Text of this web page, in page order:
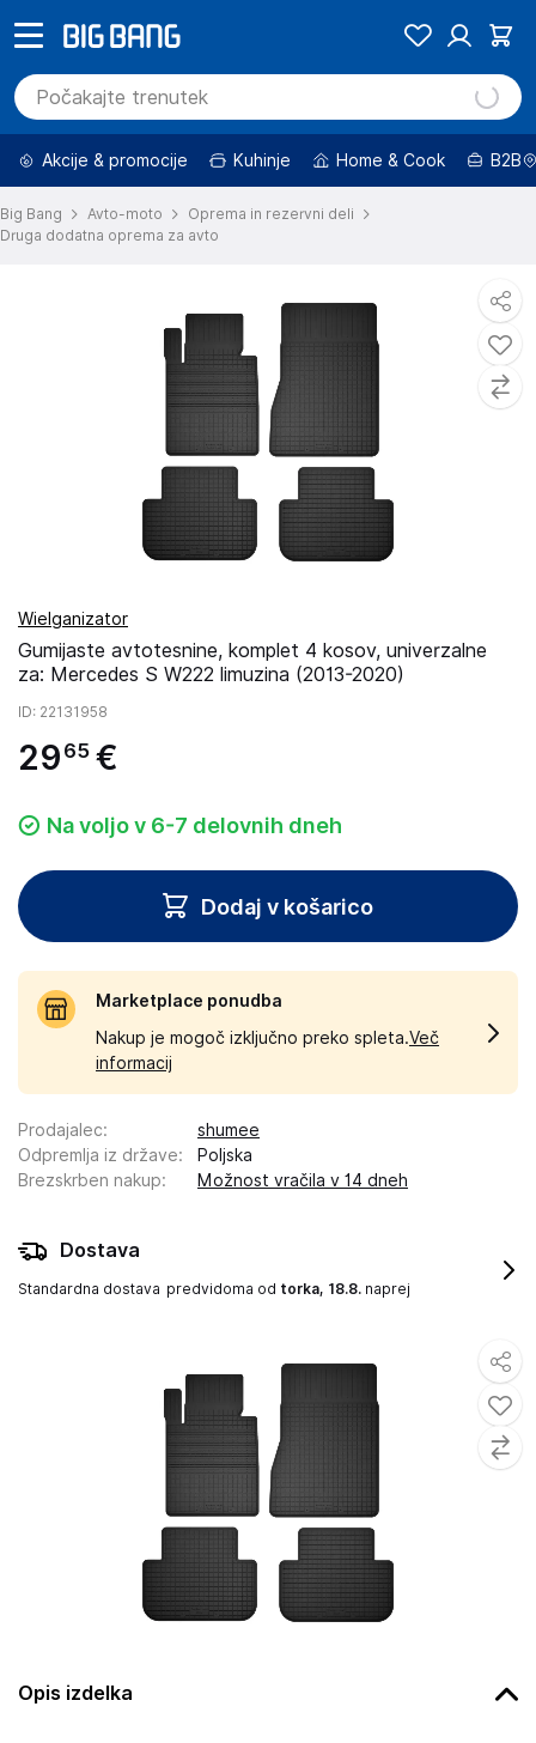
Akcije & promocije Kuhinje Home & Cook B2B
Big Bang Avto-moto
Oprema in rezervni deli
Druga dodatna oprema za avto
Opis izdelka
Wielganizator
Gumijaste avtotesnine, komplet 4 kosov, univerzalne
za: Mercedes S W222 limuzina (2013-2020)
ID: 22131958
29 65 €
Na voljo v 6-7 delovnih dneh
Dodaj v košarico
Marketplace ponudba
Nakup je mogoč izključno preko spleta.Več
informacij
Prodajalec:
shumee
Odpremlja iz države:
Poljska
Brezskrben nakup: Možnost vračila v 14 dneh
Dostava
Standardna dostava predvidoma od torka, 18.8. naprej